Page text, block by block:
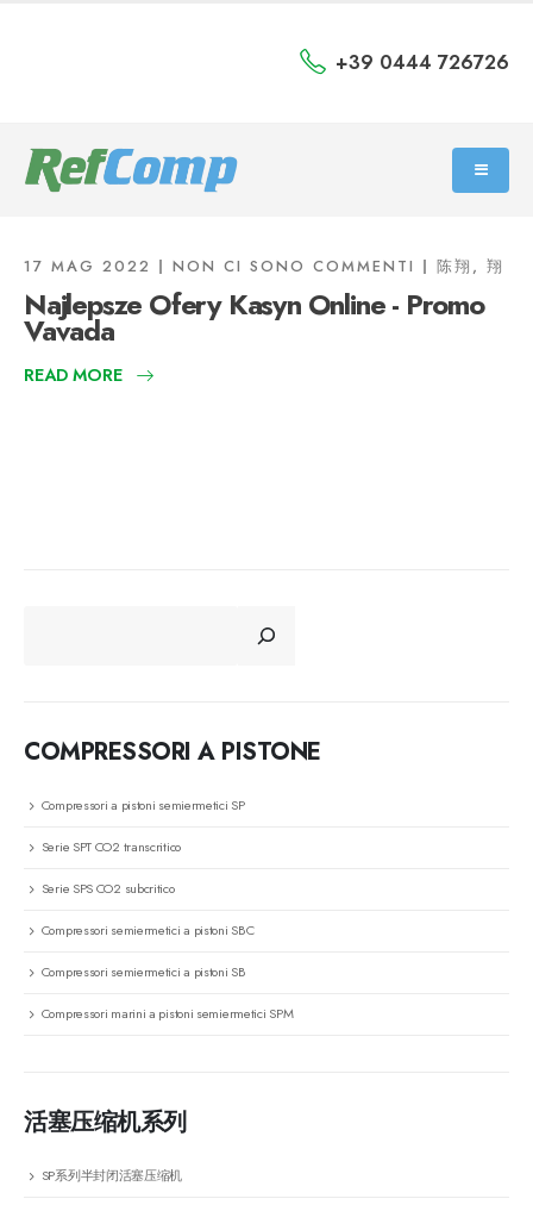
+39 0444 726726
17 MAG 2022 NON CI SONO COMMENTI 陈翔, 翔
Najlepsze Ofery Kasyn Online - Promo
Vavada
READ MORE
COMPRESSORI A PISTONE
Compressori a pistoni semiermetici SP
Serie SPT CO2 transcritico
Serie SPS CO2 subcritico
Compressori semiermetici a pistoni SBC
Compressori semiermetici a pistoni SB
Compressori marini a pistoni semiermetici SPM
活塞压缩机系列
SP系列半封闭活塞压缩机